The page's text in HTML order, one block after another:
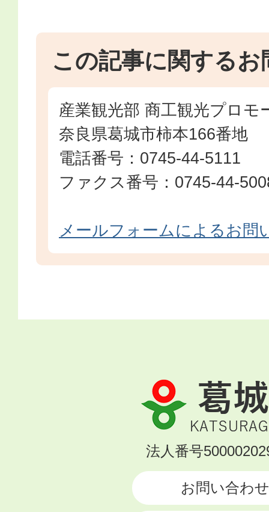
この記事に関するお
産業観光部 商工観光プロモ
奈良県葛城市柿本166番地
電話番号：0745-44-5111
ファクス番号：0745-44-
メールフォームによるお問
葛
城
市
KATSURAGI
法人番号
お問い合わせ